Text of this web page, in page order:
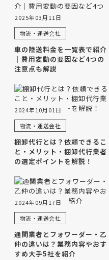
2025年03月11日
物流・運送会社
車の陸送料金を一覧表で紹介
｜費用変動の要因など4つの
注意点も解説
2024年10月01日
物流・運送会社
棚卸代行とは？依頼できるこ
と・メリット・棚卸代行業者
の選定ポイントを解説！
2024年09月17日
物流・運送会社
通関業者とフォワーダー・乙
仲の違いは？業務内容やおす
すめ大手5社を紹介